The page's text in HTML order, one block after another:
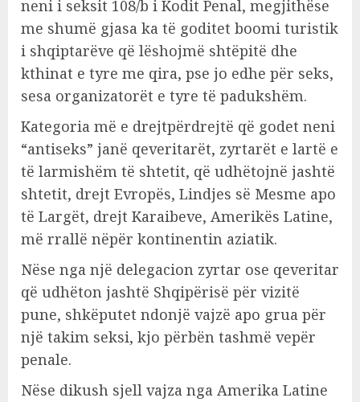
neni i seksit 108/b i Kodit Penal, megjithëse
me shumë gjasa ka të goditet boomi turistik
i shqiptarëve që lëshojmë shtëpitë dhe
kthinat e tyre me qira, pse jo edhe për seks,
sesa organizatorët e tyre të padukshëm.
Kategoria më e drejtpërdrejtë që godet neni
“antiseks” janë qeveritarët, zyrtarët e lartë e
të larmishëm të shtetit, që udhëtojnë jashtë
shtetit, drejt Evropës, Lindjes së Mesme apo
të Largët, drejt Karaibeve, Amerikës Latine,
më rrallë nëpër kontinentin aziatik.
Nëse nga një delegacion zyrtar ose qeveritar
që udhëton jashtë Shqipërisë për vizitë
pune, shkëputet ndonjë vajzë apo grua për
një takim seksi, kjo përbën tashmë vepër
penale.
Nëse dikush sjell vajza nga Amerika Latine